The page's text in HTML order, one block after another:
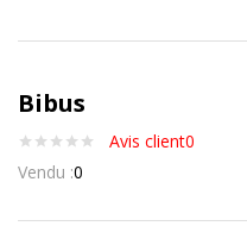
Bibus
Avis client0
Vendu :0